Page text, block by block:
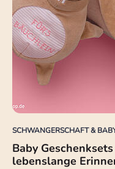
SCHWANGERSCHAFT &
Baby
lebenslange